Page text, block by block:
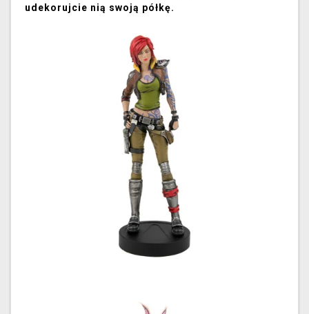
udekorujcie nią swoją półkę.